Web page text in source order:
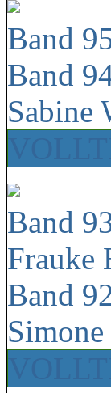
Band
Band
Sabine
Band
Frauke
Band